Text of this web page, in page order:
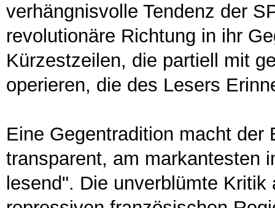
verhängnisvolle Tendenz der
revolutionäre Richtung in ihr
Kürzestzeilen, die partiell mit
operieren, die des Lesers
Eine Gegentradition macht der
transparent, am markantesten
lesend". Die unverblümte